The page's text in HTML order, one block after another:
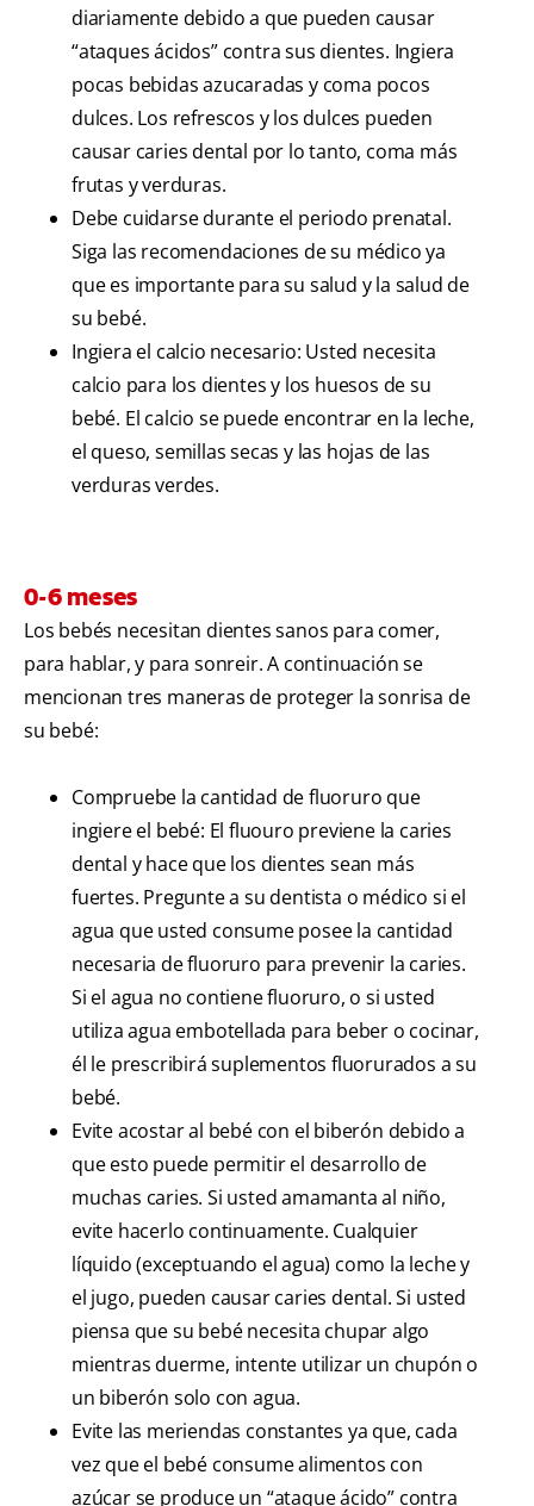
diariamente debido a que pueden causar
“ataques ácidos” contra sus dientes. Ingiera
pocas bebidas azucaradas y coma pocos
dulces. Los refrescos y los dulces pueden
causar caries dental por lo tanto, coma más
frutas y verduras.
Debe cuidarse durante el periodo prenatal.
Siga las recomendaciones de su médico ya
que es importante para su salud y la salud de
su bebé.
Ingiera el calcio necesario: Usted necesita
calcio para los dientes y los huesos de su
bebé. El calcio se puede encontrar en la leche,
el queso, semillas secas y las hojas de las
verduras verdes.
0-6 meses
Los bebés necesitan dientes sanos para comer,
para hablar, y para sonreir. A continuación se
mencionan tres maneras de proteger la sonrisa de
su bebé:
Compruebe la cantidad de fluoruro que
ingiere el bebé: El fluouro previene la caries
dental y hace que los dientes sean más
fuertes. Pregunte a su dentista o médico si el
agua que usted consume posee la cantidad
necesaria de fluoruro para prevenir la caries.
Si el agua no contiene fluoruro, o si usted
utiliza agua embotellada para beber o cocinar,
él le prescribirá suplementos fluorurados a su
bebé.
Evite acostar al bebé con el biberón debido a
que esto puede permitir el desarrollo de
muchas caries. Si usted amamanta al niño,
evite hacerlo continuamente. Cualquier
líquido (exceptuando el agua) como la leche y
el jugo, pueden causar caries dental. Si usted
piensa que su bebé necesita chupar algo
mientras duerme, intente utilizar un chupón o
un biberón solo con agua.
Evite las meriendas constantes ya que, cada
vez que el bebé consume alimentos con
azúcar se produce un “ataque ácido” contra